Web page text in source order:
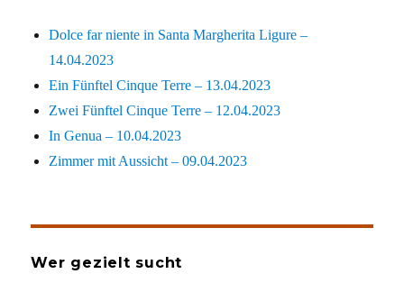
Dolce far niente in Santa Margherita Ligure –
14.04.2023
Ein Fünftel Cinque Terre – 13.04.2023
Zwei Fünftel Cinque Terre – 12.04.2023
In Genua – 10.04.2023
Zimmer mit Aussicht – 09.04.2023
Wer gezielt sucht